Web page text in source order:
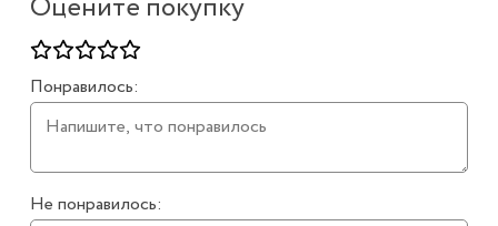
Оцените покупку
Понравилось:
Не понравилось: